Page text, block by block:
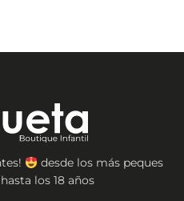
desde los más peques
los 18 años